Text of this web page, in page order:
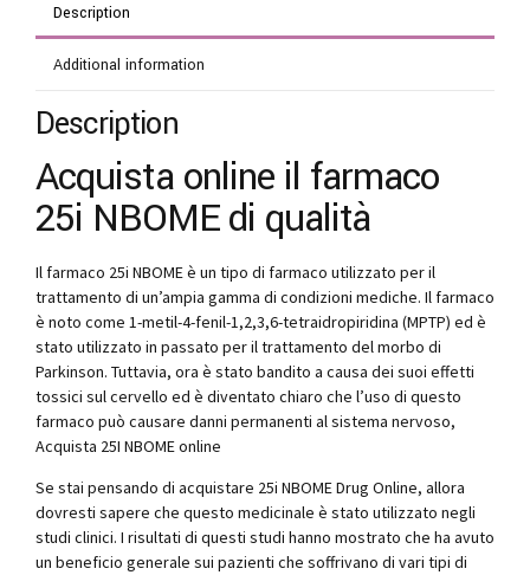
Description
Additional information
Description
Acquista online il farmaco
25i NBOME di qualità
Il farmaco 25i NBOME è un tipo di farmaco utilizzato per il
trattamento di un’ampia gamma di condizioni mediche. Il farmaco
è noto come 1-metil-4-fenil-1,2,3,6-tetraidropiridina (MPTP) ed è
stato utilizzato in passato per il trattamento del morbo di
Parkinson. Tuttavia, ora è stato bandito a causa dei suoi effetti
tossici sul cervello ed è diventato chiaro che l’uso di questo
farmaco può causare danni permanenti al sistema nervoso,
Acquista 25I NBOME online
Se stai pensando di acquistare 25i NBOME Drug Online, allora
dovresti sapere che questo medicinale è stato utilizzato negli
studi clinici. I risultati di questi studi hanno mostrato che ha avuto
un beneficio generale sui pazienti che soffrivano di vari tipi di